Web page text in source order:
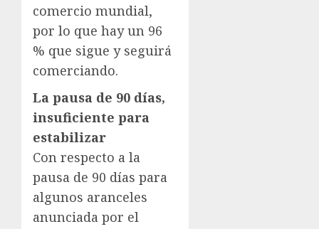
comercio mundial,
por lo que hay un 96
% que sigue y seguirá
comerciando.
La pausa de 90 días,
insuficiente para
estabilizar
Con respecto a la
pausa de 90 días para
algunos aranceles
anunciada por el